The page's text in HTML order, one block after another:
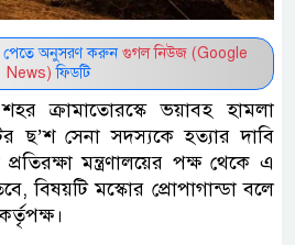
পেতে অনুসরণ করুন গুগল নিউজ (Google
News) ফিডটি
শহর ক্রামাতোরস্কে ভয়াবহ হামলা
ছ’শ সেনা সদস্যকে হত্যার দাবি
মন্ত্রণালয়ের পক্ষ থেকে এ
বিষয়টি মস্কোর প্রোপাগান্ডা বলে